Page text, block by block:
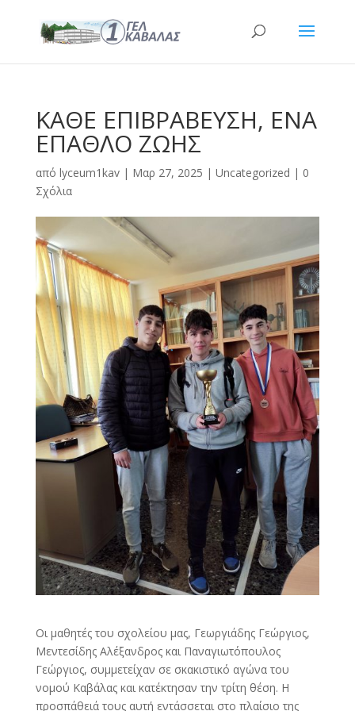
ΚΑΘΕ ΕΠΙΒΡΑΒΕΥΣΗ, ΕΝΑ
ΕΠΑΘΛΟ ΖΩΗΣ
από lyceum1kav| Μαρ 27, 2025 | Uncategorized | 0
Σχόλια
Οι μαθητές του σχολείου μας, Γεωργιάδης Γεώργιος,
Μεντεσίδης Αλέξανδρος και Παναγιωτόπουλος
Γεώργιος, συμμετείχαν σε σκακιστικό αγώνα του
νομού Καβάλας και κατέκτησαν την τρίτη θέση. Η
προσπάθειά τους αυτή εντάσσεται στο πλαίσιο της